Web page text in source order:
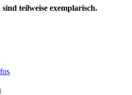
teilweise exemplarisch.